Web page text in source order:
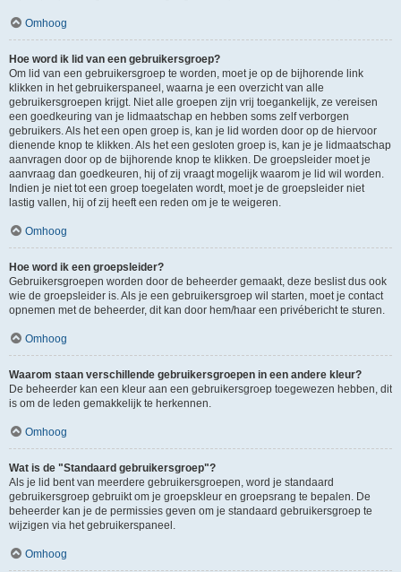
Omhoog
Hoe word ik lid van een gebruikersgroep?
Om lid van een gebruikersgroep te worden, moet je op de bijhorende link
klikken in het gebruikerspaneel, waarna je een overzicht van alle
gebruikersgroepen krijgt. Niet alle groepen zijn vrij toegankelijk, ze vereisen
een goedkeuring van je lidmaatschap en hebben soms zelf verborgen
gebruikers. Als het een open groep is, kan je lid worden door op de hiervoor
dienende knop te klikken. Als het een gesloten groep is, kan je je lidmaatschap
aanvragen door op de bijhorende knop te klikken. De groepsleider moet je
aanvraag dan goedkeuren, hij of zij vraagt mogelijk waarom je lid wil worden.
Indien je niet tot een groep toegelaten wordt, moet je de groepsleider niet
lastig vallen, hij of zij heeft een reden om je te weigeren.
Omhoog
Hoe word ik een groepsleider?
Gebruikersgroepen worden door de beheerder gemaakt, deze beslist dus ook
wie de groepsleider is. Als je een gebruikersgroep wil starten, moet je contact
opnemen met de beheerder, dit kan door hem/haar een privébericht te sturen.
Omhoog
Waarom staan verschillende gebruikersgroepen in een andere kleur?
De beheerder kan een kleur aan een gebruikersgroep toegewezen hebben, dit
is om de leden gemakkelijk te herkennen.
Omhoog
Wat is de "Standaard gebruikersgroep"?
Als je lid bent van meerdere gebruikersgroepen, word je standaard
gebruikersgroep gebruikt om je groepskleur en groepsrang te bepalen. De
beheerder kan je de permissies geven om je standaard gebruikersgroep te
wijzigen via het gebruikerspaneel.
Omhoog